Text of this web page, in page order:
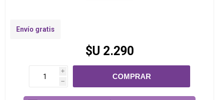
Envío gratis
$U 2.290
i
h